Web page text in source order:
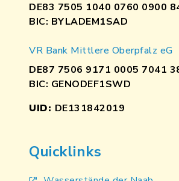
DE83 7505 1040 0760 0900
BIC: BYLADEM1SAD
VR Bank Mittlere Oberpfalz eG
DE87 7506 9171 0005 7041
BIC: GENODEF1SWD
UID: DE131842019
Quicklinks